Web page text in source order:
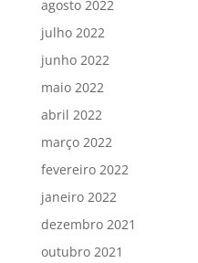
agosto 2022
julho 2022
junho 2022
maio 2022
abril 2022
março 2022
fevereiro 2022
janeiro 2022
dezembro 2021
outubro 2021